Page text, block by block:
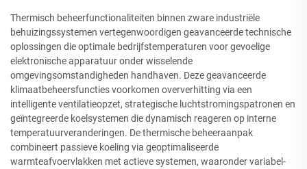
Thermisch beheerfunctionaliteiten binnen zware industriële
behuizingssystemen vertegenwoordigen geavanceerde technische
oplossingen die optimale bedrijfstemperaturen voor gevoelige
elektronische apparatuur onder wisselende
omgevingsomstandigheden handhaven. Deze geavanceerde
klimaatbeheersfuncties voorkomen oververhitting via een
intelligente ventilatieopzet, strategische luchtstromingspatronen en
geïntegreerde koelsystemen die dynamisch reageren op interne
temperatuurveranderingen. De thermische beheeraanpak
combineert passieve koeling via geoptimaliseerde
warmteafvoervlakken met actieve systemen, waaronder variabel-